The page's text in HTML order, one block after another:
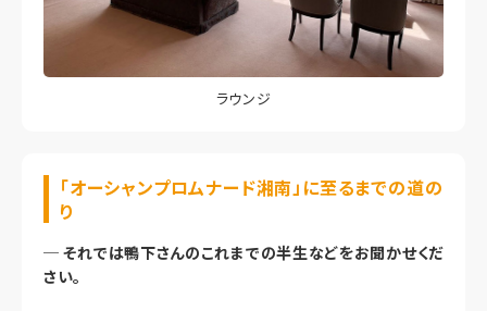
ラウンジ
「オーシャンプロムナード湘南」に至るまでの道の
り
─それでは鴨下さんのこれまでの半生などをお聞かせくだ
さい。